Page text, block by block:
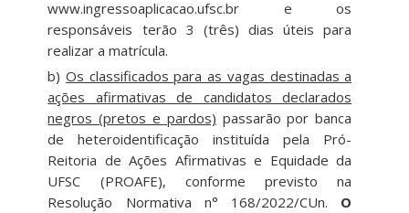
www.ingressoaplicacao.ufsc.br e os
responsáveis terão 3 (três) dias úteis para
realizar a matrícula.
b)Os classificados para as vagas destinadas a
ações afirmativas de candidatos declarados
negros (pretos e pardos) passarão por banca
de heteroidentificação instituída pela Pró-
Reitoria de Ações Afirmativas e Equidade da
UFSC (PROAFE), conforme previsto na
Resolução Normativa n° 168/2022/CUn. O